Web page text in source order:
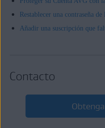
Restablecer una contraseña
Añadir una suscripción que
Contacto